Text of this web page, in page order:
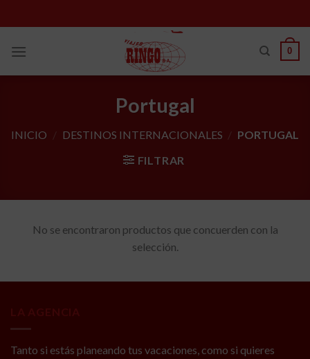
to
0
Portugal
INICIO / DESTINOS INTERNACIONALES / PORTUGAL
FILTRAR
No se encontraron productos que concuerden con la
selección.
Tanto si estás planeando tus vacaciones, como si quieres